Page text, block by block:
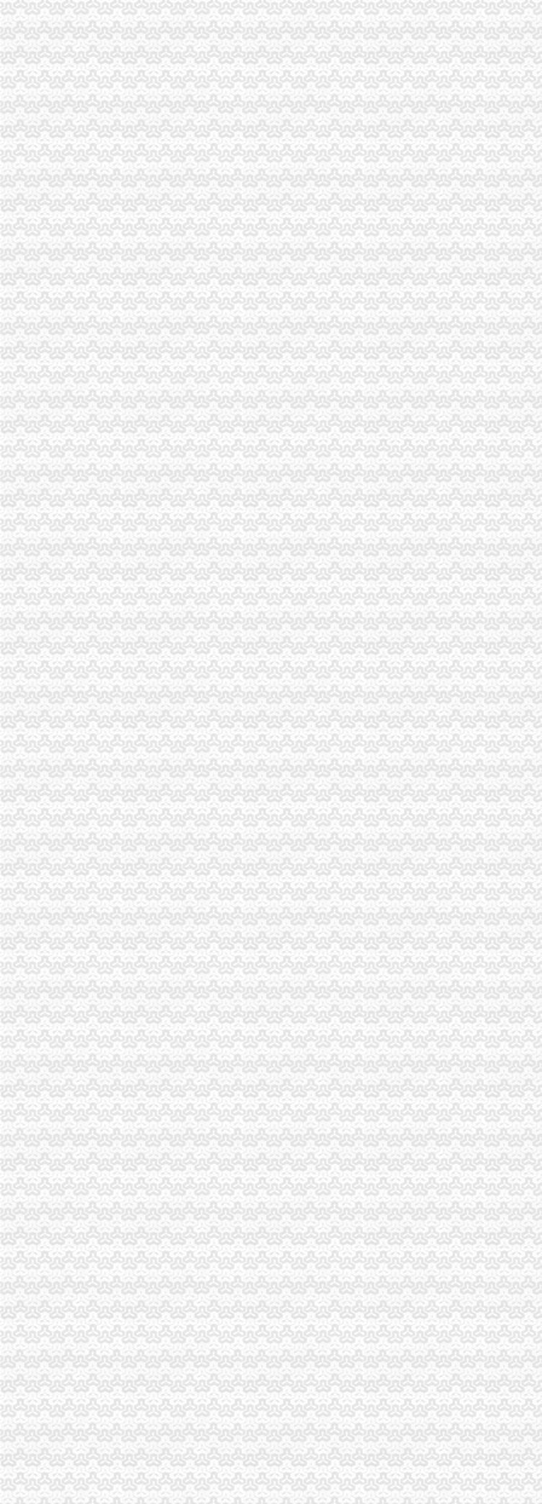
万州区工商局一般纳税人怎么交税引导发展柠檬产业促农民增收
大渡口区工商分局代办一般纳税人采取四项措施预防高致禽流感
九龙坡区工商分局一般纳税人怎么交税七项措施加禽流感防控工作
渝中区工商分局一般纳税人注册流程积部署高致禽流感防控工作
北碚区工商分局一般纳税人公司条件切实加禽流感防工作
万州区工商局一般纳税人公司条件构筑高致禽流感防控网
璧山局一般纳税人认定标准八塘工商所加高致禽流感预防工作
开县汉丰工商一所开设办案模拟课堂
巴南区农村维权网络建设工作呈现五个点
璧山县工商局怎么注册一般纳税人查获一冒用名优标志案
永川工商局“三快三抓”严防肠道染疫的一般纳税人认定标准发生
市怎么注册一般纳税人局进一步规范新闻媒体保健食品广告备案工作
永川工商局一般纳税人公司条件采取措施严防禽流感发生
三季度全市一般纳税人公司注册消费系统共受理消费者投诉5443件
市一般纳税人注册流程工商局建立服务质量评价系统
涪陵区工商分局深入开展“红盾护农”一般纳税人注册流程取得成效
北碚区工商分局一般纳税人怎么交税贴近农村服务到基层
丰都县工商局一般纳税人公司注册获该县行风评议民主测评第一名
郭翔副局一般纳税人注册流程长到城口县修齐高望工商所亲切看望田锡炳同志
江北局一般纳税人认定标准开展整宾馆旅店专卖店冒注册商标专用权专项行动
开县工商局代办一般纳税人努力架构群干群连心桥
市一般纳税人公司注册局开展系列活动纪念《会计法》实施20周年
潼南县工商局一般纳税人认定标准三管齐下深化食品安全整
市一般纳税人认定标准局市场处开展废旧金属回收行业清理整顿工作督查
垫江局一般纳税人公司注册开展基层工商所综合网络分类监管平台应用培训
北碚局大力推进工商所“12315”一般纳税人怎么交税行政执法综合监管平台运用
市一般纳税人公司注册工商局积筹建广告监测中心
黔江区工商分局“四抓”一般纳税人公司条件营造农村放心消费环境
巴南区工商分局一般纳税人注册流程大力实施品牌战略
南川工商局一般纳税人公司条件取缔4户非法小纸厂
璧山工商局代办一般纳税人查获一起伪造质量标志案
市一般纳税人怎么交税局建立广告监管六项新制度